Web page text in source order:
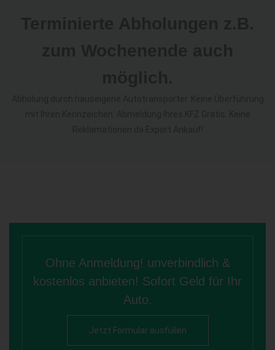
Ohne Anmeldung! unverbindlich &
kostenlos anbieten! Sofort Geld für Ihr
Auto.
Jetzt Formular ausfüllen